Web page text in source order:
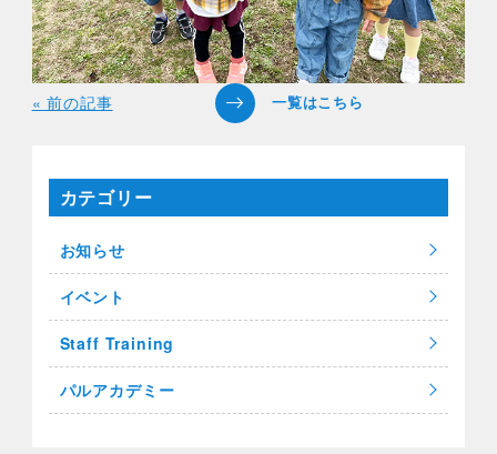
« 前の記事
カテゴリー
お知らせ
イベント
Staff Training
パルアカデミー